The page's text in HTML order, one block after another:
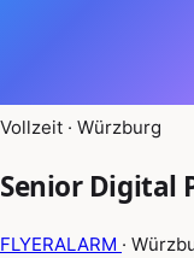
Vollzeit · Würzburg
Senior Digital
FLYERALARM ·